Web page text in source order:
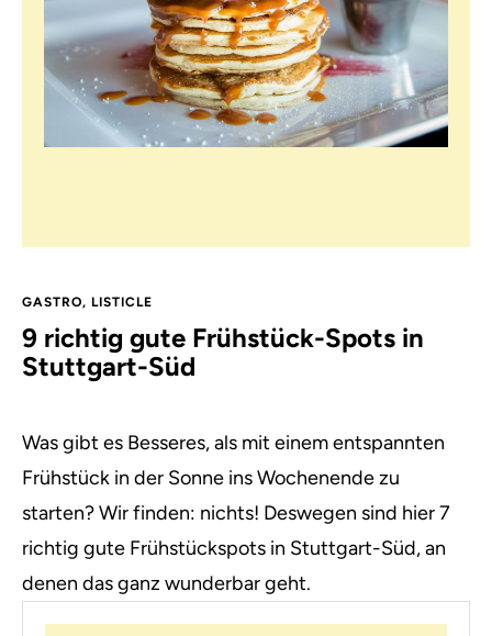
GASTRO, LISTICLE
9 richtig gute Frühstück-Spots in
Stuttgart-Süd
Was gibt es Besseres, als mit einem entspannten
Frühstück in der Sonne ins Wochenende zu
starten? Wir finden: nichts! Deswegen sind hier 7
richtig gute Frühstückspots in Stuttgart-Süd, an
denen das ganz wunderbar geht.⁠